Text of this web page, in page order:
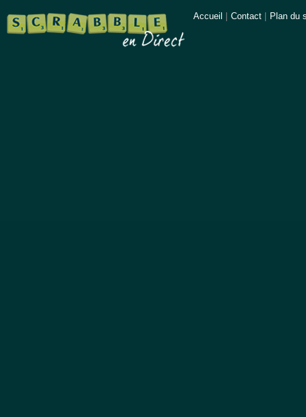
Accueil | Contact | Plan du